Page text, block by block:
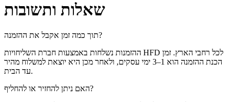
שאלות ותשובות
תוך כמה זמן אקבל את ההזמנה?
ההזמנות נשלחות באמצעות חברת השליחויות HFD לכל רחבי הארץ. זמן
הכנת ההזמנה הוא 1–3 ימי עסקים, ולאחר מכן היא יוצאת למשלוח מהיר
עד הבית.
האם ניתן להחזיר או להחליף?